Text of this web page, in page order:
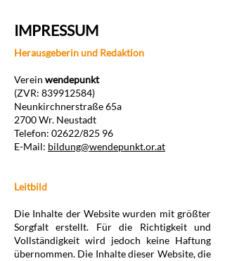
IMPRESSUM
Herausgeberin und Redaktion
Verein wendepunkt
(ZVR: 839912584)
Neunkirchnerstraße 65a
2700 Wr. Neustadt
Telefon: 02622/825 96
E-Mail: bildung@wendepunkt.or.at
Leitbild
Die Inhalte der Website wurden mit größter
Sorgfalt erstellt. Für die Richtigkeit und
Vollständigkeit wird jedoch keine Haftung
übernommen. Die Inhalte dieser Website, die